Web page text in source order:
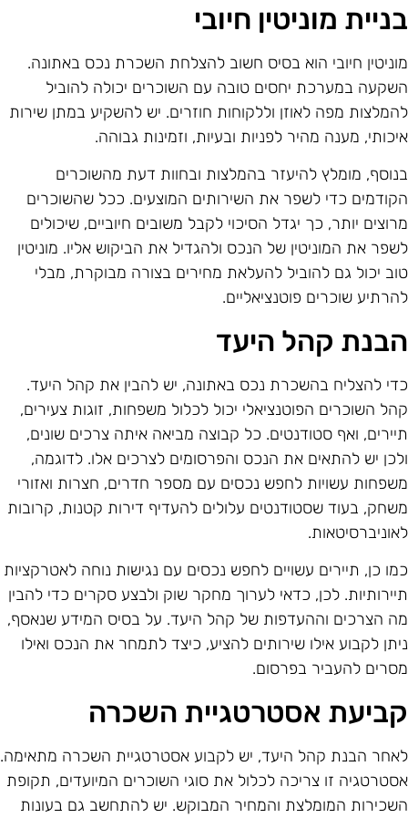
מוניטין חיובי
חיובי הוא בסיס חשוב להצלחת השכרת נכס באתונה.
במערכת יחסים טובה עם השוכרים יכולה להוביל
מפה לאוזן וללקוחות חוזרים. יש להשקיע במתן שירות
מענה מהיר לפניות ובעיות, וזמינות גבוהה.
מומלץ להיעזר בהמלצות ובחוות דעת מהשוכרים
כדי לשפר את השירותים המוצעים. ככל שהשוכרים
יותר, כך יגדל הסיכוי לקבל משובים חיוביים, שיכולים
את המוניטין של הנכס ולהגדיל את הביקוש אליו. מוניטין
יכול גם להוביל להעלאת מחירים בצורה מבוקרת, מבלי
שוכרים פוטנציאליים.
קהל היעד
להצליח בהשכרת נכס באתונה, יש להבין את קהל היעד.
השוכרים הפוטנציאלי יכול לכלול משפחות, זוגות צעירים,
ואף סטודנטים. כל קבוצה מביאה איתה צרכים שונים,
יש להתאים את הנכס והפרסומים לצרכים אלו. לדוגמה,
עשויות לחפש נכסים עם מספר חדרים, חצרות ואזורי
בעוד שסטודנטים עלולים להעדיף דירות קטנות, קרובות
כן, תיירים עשויים לחפש נכסים עם נגישות נוחה לאטרקציות
לכן, כדאי לערוך מחקר שוק ולבצע סקרים כדי להבין
הצרכים וההעדפות של קהל היעד. על בסיס המידע שנאסף,
לקבוע אילו שירותים להציע, כיצד לתמחר את הנכס ואילו
להעביר בפרסום.
אסטרטגיית השכרה
הבנת קהל היעד, יש לקבוע אסטרטגיית השכרה מתאימה.
זו צריכה לכלול את סוגי השוכרים המיועדים, תקופת
המומלצת והמחיר המבוקש. יש להתחשב גם בעונות